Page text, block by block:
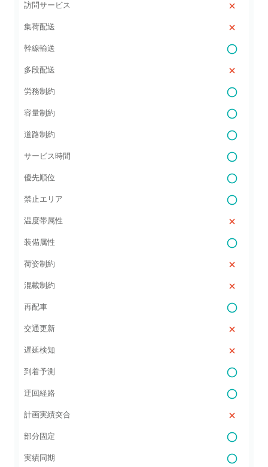
訪問サービス
集荷配送
幹線輸送
多段配送
労務制約
容量制約
道路制約
サービス時間
優先順位
禁止エリア
温度帯属性
装備属性
荷姿制約
混載制約
再配車
交通更新
遅延検知
到着予測
迂回経路
計画実績突合
部分固定
実績同期